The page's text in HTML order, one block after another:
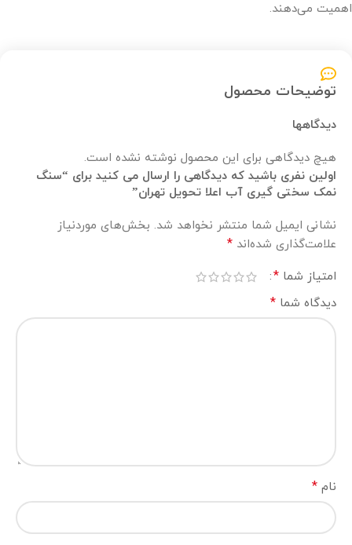
اهمیت می‌دهند.
توضیحات محصول
دیدگاهها
هیچ دیدگاهی برای این محصول نوشته نشده است.
اولین نفری باشید که دیدگاهی را ارسال می کنید برای “سنگ
نمک سختی گیری آب اعلا تحویل تهران”
نشانی ایمیل شما منتشر نخواهد شد. بخش‌های موردنیاز
علامت‌گذاری شده‌اند *
امتیاز شما *
دیدگاه شما *
نام *